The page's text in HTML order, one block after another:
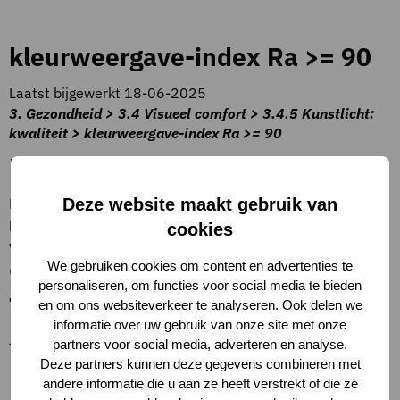
Deze website maakt gebruik van
cookies
We gebruiken cookies om content en advertenties te
personaliseren, om functies voor social media te bieden
en om ons websiteverkeer te analyseren. Ook delen we
informatie over uw gebruik van onze site met onze
partners voor social media, adverteren en analyse.
Deze partners kunnen deze gegevens combineren met
andere informatie die u aan ze heeft verstrekt of die ze
kleurweergave-index Ra >= 90
Laatst bijgewerkt 18-06-2025
3. Gezondheid > 3.4 Visueel comfort > 3.4.5 Kunstlicht:
kwaliteit > kleurweergave-index Ra >= 90
Beschrijving criteria
Meer dan 95% van alle lampen in alle verblijfsruimten
hebben een kleurweergave-index (of CRI) hoger dan 90.
Voorbeelden zijn TL-lampen met kleur 927, 930 en 940
(volgens codering van Philips).
Toelichting op criteria
–
Definities